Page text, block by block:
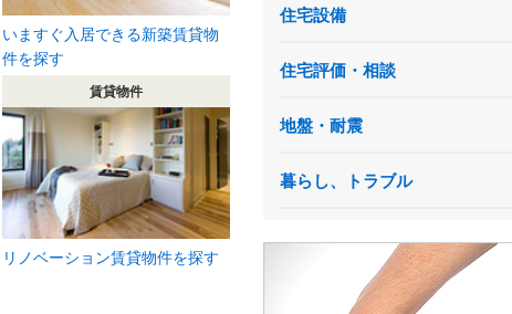
いますぐ入居できる新築賃貸物
件を探す
賃貸物件
リノベーション賃貸物件を探す
住宅設備
住宅評価・相談
地盤・耐震
暮らし、トラブル